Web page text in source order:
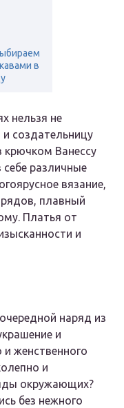
в
нельзя не
и создательницу
крючком Ванессу
различные
вязание,
плавный
Платья от
и
наряд из
и
и женственного
и
окружающих?
без нежного